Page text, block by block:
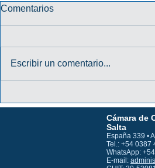
DIGITAL TE DA MÁS" 2026
Comentarios
Escribir un comentario...
Cámara de
Salta
España 339 •
Tel.: +54 0387
WhatsApp:
E-mail: